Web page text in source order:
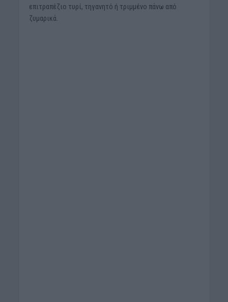
επιτραπέζιο τυρί, τηγανητό ή τριμμένο πάνω από
ζυμαρικά.